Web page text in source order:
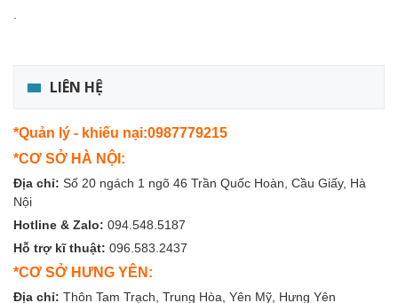
LIÊN HỆ
*Quản lý - khiếu nại:0987779215
*CƠ SỞ HÀ NỘI:
Địa chỉ: Số 20 ngách 1 ngõ 46 Trần Quốc Hoàn, Cầu Giấy, Hà
Nội
Hotline & Zalo: 094.548.5187
Hỗ trợ kĩ thuật: 096.583.2437
*CƠ SỞ HƯNG YÊN:
Địa chỉ: Thôn Tam Trạch, Trung Hòa, Yên Mỹ, Hưng Yên